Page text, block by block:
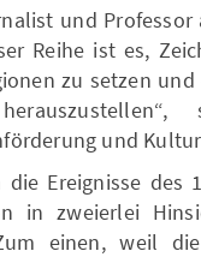
und
Reihe ist es,
zu setzen
und
die Ereignisse des
in zweierlei
einen, weil